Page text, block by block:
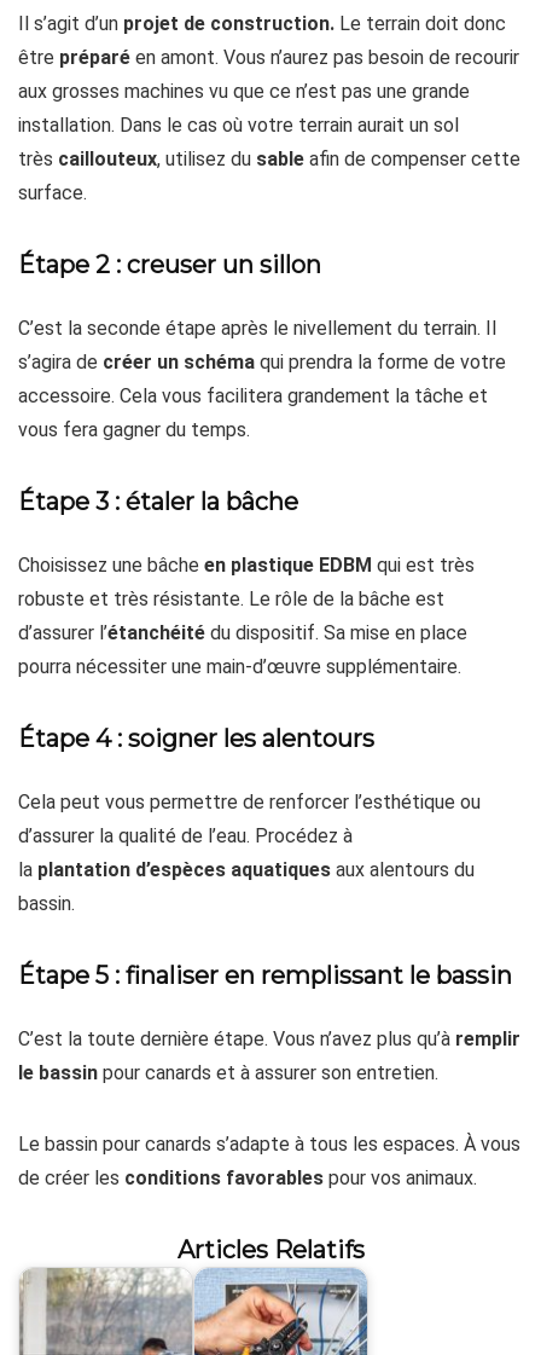
Il s’agit d’un projet de construction. Le terrain doit donc
être préparé en amont. Vous n’aurez pas besoin de recourir
aux grosses machines vu que ce n’est pas une grande
installation. Dans le cas où votre terrain aurait un sol
très caillouteux, utilisez du sable afin de compenser cette
surface.
Étape 2 : creuser un sillon
C’est la seconde étape après le nivellement du terrain. Il
s’agira de créer un schéma qui prendra la forme de votre
accessoire. Cela vous facilitera grandement la tâche et
vous fera gagner du temps.
Étape 3 : étaler la bâche
Choisissez une bâche en plastique EDBM qui est très
robuste et très résistante. Le rôle de la bâche est
d’assurer l’étanchéité du dispositif. Sa mise en place
pourra nécessiter une main-d’œuvre supplémentaire.
Étape 4 : soigner les alentours
Cela peut vous permettre de renforcer l’esthétique ou
d’assurer la qualité de l’eau. Procédez à
la plantation d’espèces aquatiques aux alentours du
bassin.
Étape 5 : finaliser en remplissant le bassin
C’est la toute dernière étape. Vous n’avez plus qu’à remplir
le bassin pour canards et à assurer son entretien.
Le bassin pour canards s’adapte à tous les espaces. À vous
de créer les conditions favorables pour vos animaux.
Articles Relatifs